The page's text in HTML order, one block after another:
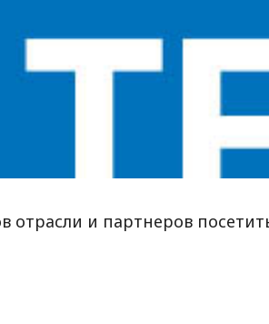
и партнеров посетить